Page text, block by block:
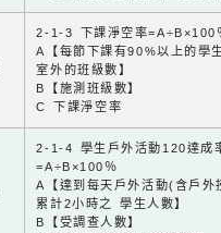
2-1-3 下課淨空率=A÷B×100
A【每節下課有90%以上的學
室外的班級數】
B【施測班級數】
C 下課淨空率
2-1-4 學生戶外活動120達成
=A÷B×100％
A【達到每天戶外活動(含戶外
累計2小時之 學生人數】
B【受調查人數】